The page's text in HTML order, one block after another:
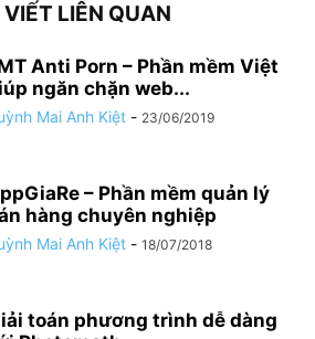
VIẾT LIÊN QUAN
Anti Porn – Phần mềm Việt
ngăn chặn web...
Mai Anh Kiệt - 23/06/2019
– Phần mềm quản lý
hàng chuyên nghiệp
Mai Anh Kiệt - 18/07/2018
toán phương trình dễ dàng